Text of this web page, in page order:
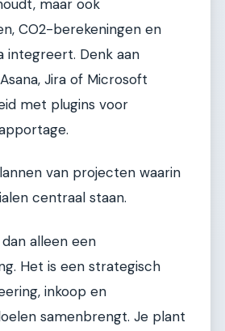
maar ook
CO2-berekeningen en
integreert. Denk aan
Jira of Microsoft
met plugins voor
van projecten waarin
centraal staan.
alleen een
Het is een strategisch
inkoop en
samenbrengt. Je plant